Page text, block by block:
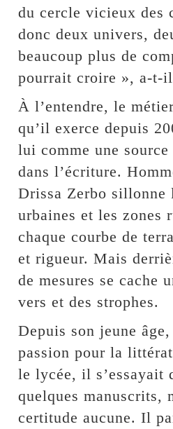
du cercle vicieux des
donc deux univers,
beaucoup plus de
pourrait croire », a-t-
À l’entendre, le
qu’il exerce depuis
lui comme une
dans l’écriture.
Drissa Zerbo sillonne
urbaines et les zones
chaque courbe de
et rigueur. Mais
de mesures se cache
vers et des strophes.
Depuis son jeune
passion pour la
le lycée, il s’essayait
quelques manuscrits,
certitude aucune. Il